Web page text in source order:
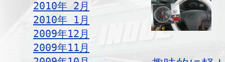
2010年 2月
2010年 1月
2009年12月
2009年11月